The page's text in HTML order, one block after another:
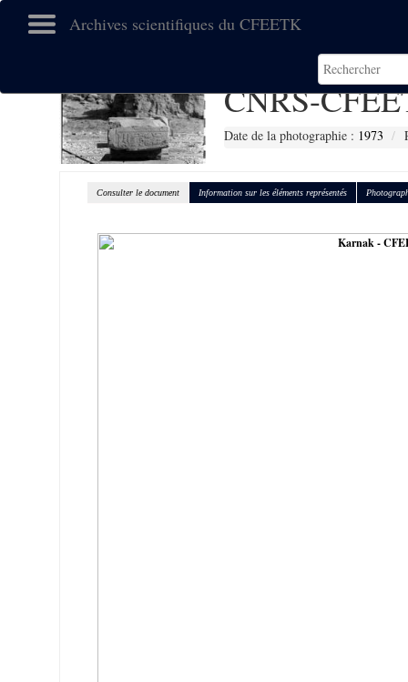
Archives scientifiques du CFEETK
CNRS-
Date de la photographie : 1973
Consulter le document Information sur les éléments représentés